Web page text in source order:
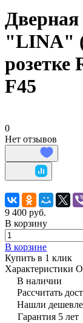
"LINA"
розетке
F45
0
Нет отзывов
9 400 руб.
В корзину
В корзине
Купить в 1 клик
Характеристики
В наличии
Рассчитать
Нашли
Гарантия 5 лет